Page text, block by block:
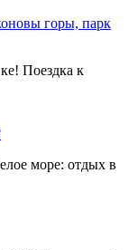
горы, парк
Поездка к
море: отдых в